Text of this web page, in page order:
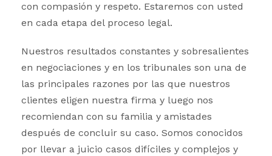
con compasión y respeto. Estaremos con usted
en cada etapa del proceso legal.
Nuestros resultados constantes y sobresalientes
en negociaciones y en los tribunales son una de
las principales razones por las que nuestros
clientes eligen nuestra firma y luego nos
recomiendan con su familia y amistades
después de concluir su caso. Somos conocidos
por llevar a juicio casos difíciles y complejos y